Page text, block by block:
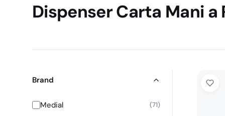
Dispenser Carta Mani a
Brand
Medial 71